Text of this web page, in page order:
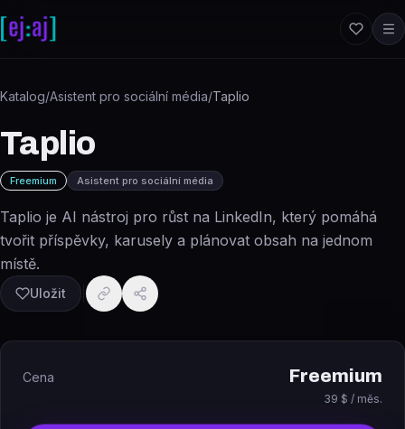
Katalog/Asistent pro sociální média/Taplio
Taplio
Freemium Asistent pro sociální média
Taplio je AI nástroj pro růst na LinkedIn, který pomáhá
tvořit příspěvky, karusely a plánovat obsah na jednom
místě.
Uložit
Cena Freemium
39 $ / měs.